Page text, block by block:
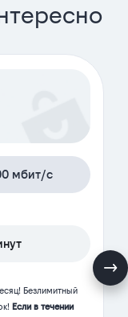
мбит/с
Безлимитный
Если в течении